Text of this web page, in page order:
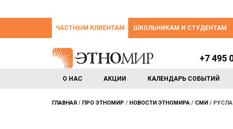
ЧАСТНЫМ КЛИЕНТАМ ШКОЛЬНИКАМ И СТУДЕНТАМ
О НАС АКЦИИ КАЛЕНДАРЬ СОБЫТИЙ
+7 495
ГЛАВНАЯ ПРО ЭТНОМИР НОВОСТИ ЭТНОМИРА СМИ